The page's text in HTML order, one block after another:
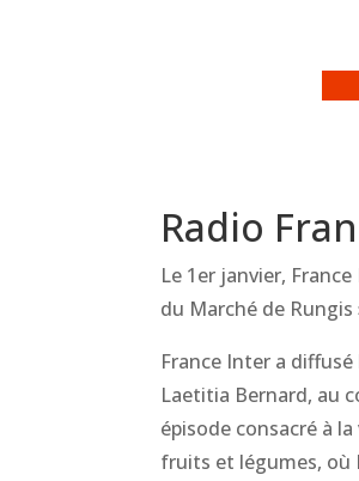
Radio
Le 1er janvier,
du Marché de
France Inter a
Laetitia Bernard, au
épisode consacré à
fruits et légumes, où